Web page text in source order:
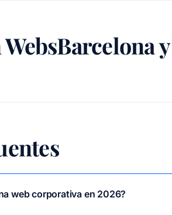
web corporativa en 2026?